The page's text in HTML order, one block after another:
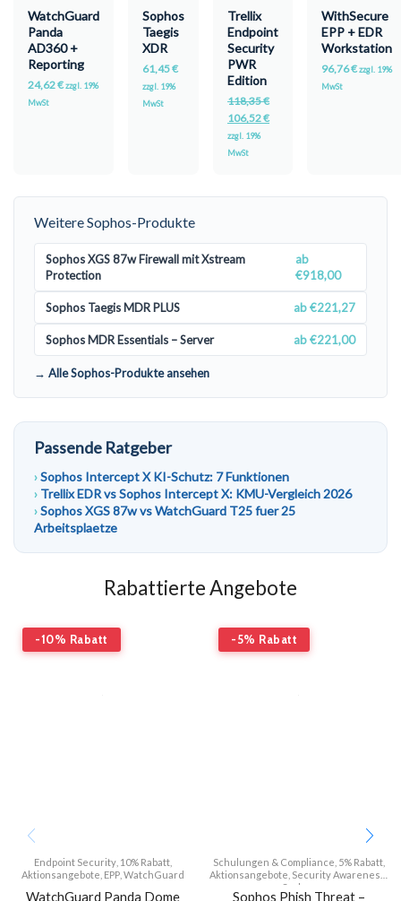
WatchGuard
Panda
AD360 +
Reporting
24,62€zzgl. 19%
MwSt
Sophos
Taegis
XDR
61,45€
zzgl. 19%
MwSt
Trellix
Endpoint
Security
PWR
Edition
118,35€
106,52€
zzgl. 19%
MwSt
WithSecure
EPP + EDR
Workstation
96,76€zzgl. 19%
MwSt
Weitere Sophos-Produkte
Sophos XGS 87w Firewall mit Xstream
Protection
ab
€918,00
Sophos Taegis MDR PLUS ab €221,27
Sophos MDR Essentials – Server ab €221,00
→ Alle Sophos-Produkte ansehen
Passende Ratgeber
Sophos Intercept X KI-Schutz: 7 Funktionen
Trellix EDR vs Sophos Intercept X: KMU-Vergleich 2026
Sophos XGS 87w vs WatchGuard T25 fuer 25
Arbeitsplaetze
Rabattierte Angebote
-10% Rabatt
Endpoint Security, 10% Rabatt,
Aktionsangebote EPP, WatchGuard
WatchGuard Panda Dome
-5% Rabatt
Schulungen & Compliance 5% Rabatt,
Aktionsangebote Security Awareness
Sophos
Sophos Phish Threat –